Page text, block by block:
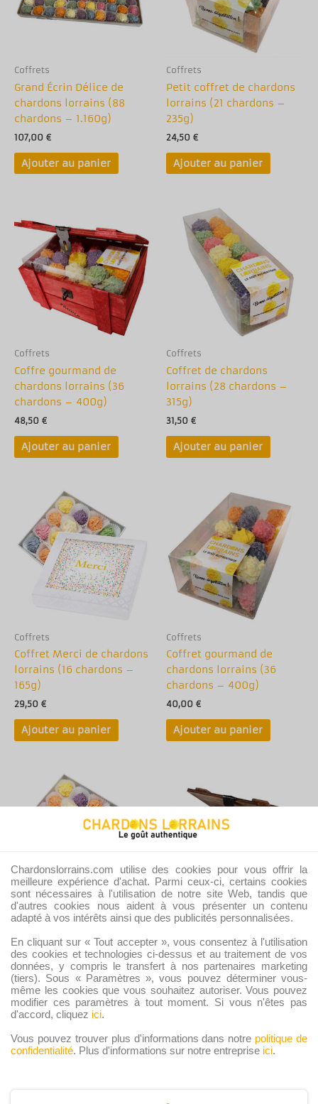
Coffrets
Grand Écrin Délice de
chardons lorrains (88
chardons – 1.160g)
107,00 €
Ajouter au panier
Coffrets
Petit coffret de chardons
lorrains (21 chardons –
235g)
24,50 €
Ajouter au panier
Coffrets
Coffre gourmand de
chardons lorrains (36
chardons – 400g)
48,50 €
Ajouter au panier
Coffrets
Coffret de chardons
lorrains (28 chardons –
315g)
31,50 €
Ajouter au panier
Coffrets
Coffret Merci de chardons
lorrains (16 chardons –
165g)
29,50 €
Ajouter au panier
Coffrets
Coffret gourmand de
chardons lorrains (36
chardons – 400g)
40,00 €
Ajouter au panier
Coffrets
Coffret Love de chardons
lorrains (16 chardons –
165g)
29,50 €
Ajouter au panier
Coffrets
Coffre surprise de
chardons lorrains (21
chardons – 235g)
32,00€
Chardonslorrains.com utilise des cookies pour vous offrir la
meilleure expérience d'achat. Parmi ceux-ci, certains cookies
sont nécessaires à l'utilisation de notre site Web, tandis que
d'autres cookies nous aident à vous présenter un contenu
adapté à vos intérêts ainsi que des publicités personnalisées.
En cliquant sur « Tout accepter », vous consentez à l'utilisation
des cookies et technologies ci-dessus et au traitement de vos
données, y compris le transfert à nos partenaires marketing
(tiers). Sous « Paramètres », vous pouvez déterminer vous-
même les cookies que vous souhaitez autoriser. Vous pouvez
modifier ces paramètres à tout moment. Si vous n'êtes pas
d'accord, cliquez ici.
Vous pouvez trouver plus d'informations dans notre politique de
confidentialité. Plus d'informations sur notre entreprise ici.